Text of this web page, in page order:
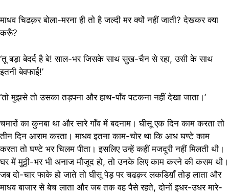
माधव चिढक़र बोला-मरना ही तो है जल्दी मर क्यों नहीं जाती? देखकर क्या
करूँ?
‘तू बड़ा बेदर्द है बे! साल-भर जिसके साथ सुख-चैन से रहा, उसी के साथ
इतनी बेवफाई!’
‘तो मुझसे तो उसका तड़पना और हाथ-पाँव पटकना नहीं देखा जाता।’
चमारों का कुनबा था और सारे गाँव में बदनाम। घीसू एक दिन काम करता तो
तीन दिन आराम करता। माधव इतना काम-चोर था कि आध घण्टे काम
करता तो घण्टे भर चिलम पीता। इसलिए उन्हें कहीं मजदूरी नहीं मिलती थी।
घर में मुठ्ठी-भर भी अनाज मौजूद हो, तो उनके लिए काम करने की कसम थी।
जब दो-चार फाके हो जाते तो घीसू पेड़ पर चढक़र लकडिय़ाँ तोड़ लाता और
माधव बाजार से बेच लाता और जब तक वह पैसे रहते, दोनों इधर-उधर मारे-